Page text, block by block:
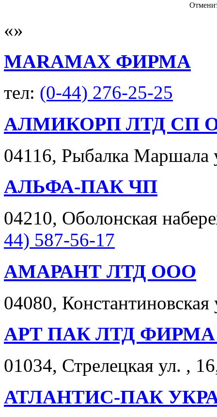
MАRAMAX ФИРМА
тел: (0-44) 276-25-25
АЛМИКОРП ЛТД СП
04116, Рыбалка Маршала
АЛЬФА-ПАК ЧП
04210, Оболонская
44) 587-56-17
АМАРАНТ ЛТД ООО
04080,
АРТ ПАК ЛТД
01034, Стрелецкая ул. ,
АТЛАНТИС-ПАК